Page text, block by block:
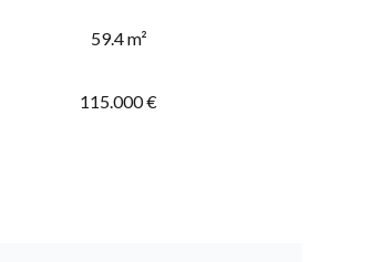
59.4 m²
115.000 €